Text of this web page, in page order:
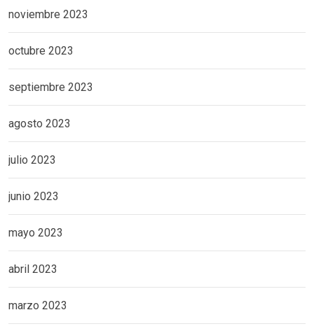
noviembre 2023
octubre 2023
septiembre 2023
agosto 2023
julio 2023
junio 2023
mayo 2023
abril 2023
marzo 2023